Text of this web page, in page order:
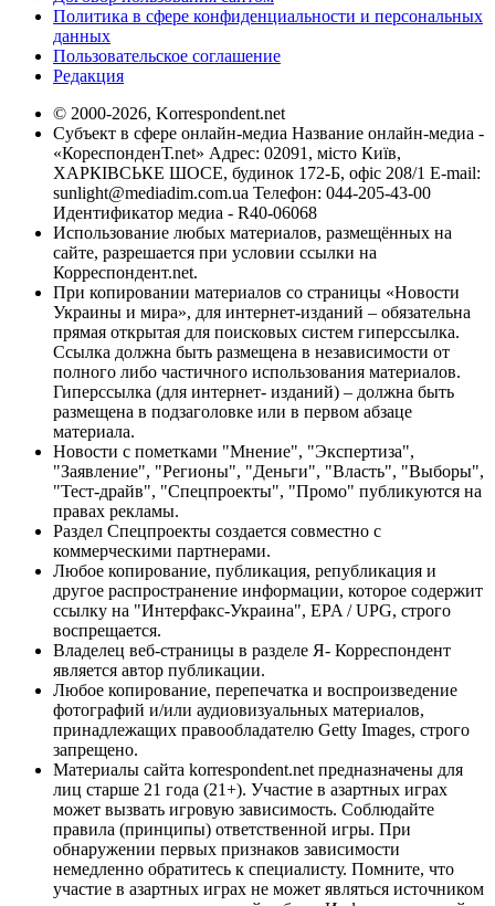
Политика в сфере конфиденциальности и персональных
данных
Пользовательское соглашение
Редакция
© 2000-2026, Korrespondent.net
Субъект в сфере онлайн-медиа Название онлайн-медиа -
«КореспонденТ.net» Адрес: 02091, місто Київ,
ХАРКІВСЬКЕ ШОСЕ, будинок 172-Б, офіс 208/1 E-mail:
sunlight@mediadim.com.ua Телефон: 044-205-43-00
Идентификатор медиа - R40-06068
Использование любых материалов, размещённых на
сайте, разрешается при условии ссылки на
Корреспондент.net.
При копировании материалов со страницы «Новости
Украины и мира», для интернет-изданий – обязательна
прямая открытая для поисковых систем гиперссылка.
Ссылка должна быть размещена в независимости от
полного либо частичного использования материалов.
Гиперссылка (для интернет- изданий) – должна быть
размещена в подзаголовке или в первом абзаце
материала.
Новости с пометками "Мнение", "Экспертиза",
"Заявление", "Регионы", "Деньги", "Власть", "Выборы",
"Тест-драйв", "Спецпроекты", "Промо" публикуются на
правах рекламы.
Раздел Спецпроекты создается совместно с
коммерческими партнерами.
Любое копирование, публикация, републикация и
другое распространение информации, которое содержит
ссылку на "Интерфакс-Украина", EPA / UPG, строго
воспрещается.
Владелец веб-страницы в разделе Я- Корреспондент
является автор публикации.
Любое копирование, перепечатка и воспроизведение
фотографий и/или аудиовизуальных материалов,
принадлежащих правообладателю Getty Images, строго
запрещено.
Материалы сайта korrespondent.net предназначены для
лиц старше 21 года (21+). Участие в азартных играх
может вызвать игровую зависимость. Соблюдайте
правила (принципы) ответственной игры. При
обнаружении первых признаков зависимости
немедленно обратитесь к специалисту. Помните, что
участие в азартных играх не может являться источником